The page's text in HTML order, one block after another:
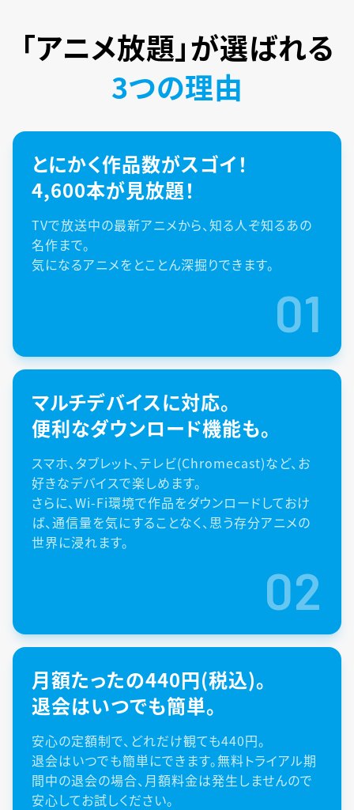
「アニメ放題」が選ばれる
3つの理由
とにかく作品数がスゴイ！
4,600本が見放題！
TVで放送中の最新アニメから、知る人ぞ知るあの
名作まで。
気になるアニメをとことん深掘りできます。
01
マルチデバイスに対応。
便利なダウンロード機能も。
スマホ、タブレット、テレビ(Chromecast)など、お
好きなデバイスで楽しめます。
さらに、Wi-Fi環境で作品をダウンロードしておけ
ば、通信量を気にすることなく、思う存分アニメの
世界に浸れます。
02
月額たったの440円(税込)。
退会はいつでも簡単。
安心の定額制で、どれだけ観ても440円。
退会はいつでも簡単にできます。無料トライアル期
間中の退会の場合、月額料金は発生しませんので
安心してお試しください。